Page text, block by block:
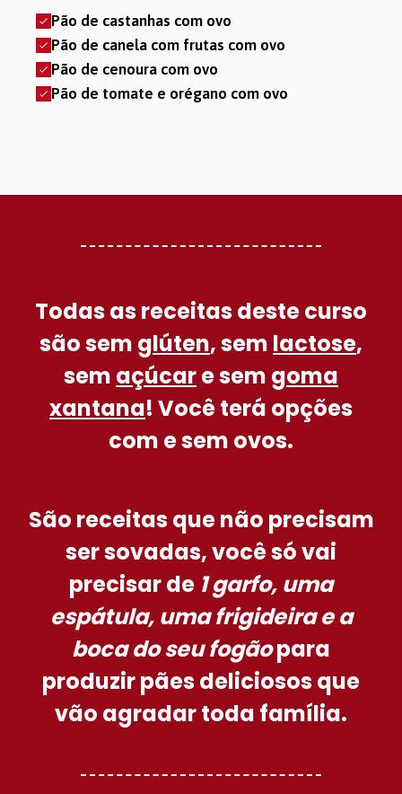
Pão de castanhas com ovo
Pão de canela com frutas com ovo
Pão de cenoura com ovo
Pão de tomate e orégano com ovo
Todas as receitas deste curso
são sem glúten, sem lactose,
sem açúcare sem goma
xantana! Você terá opções
com e sem ovos.
São receitas quenão precisam
ser sovadas, você só vai
precisar de 1 garfo, uma
espátula, uma frigideira e a
boca do seu fogãopara
produzir pães deliciosos que
vão agradar toda família.